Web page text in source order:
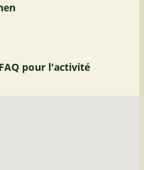
pour l'activité